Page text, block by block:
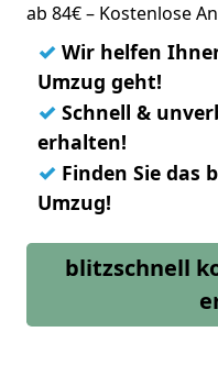
ab 84€ – Kostenlose
✓ Wir helfen
Umzug geht!
✓ Schnell &
erhalten!
✓ Finden Sie das
Umzug!
blitzschnell